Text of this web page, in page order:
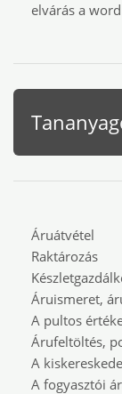
elvárás a
Áruátvétel
Raktározás
Áruismeret,
A pultos
Árufeltöltés,
A
A fogyasztói